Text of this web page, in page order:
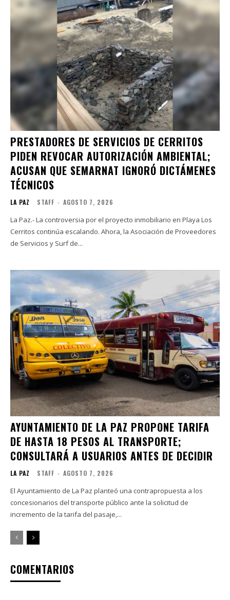
PRESTADORES DE SERVICIOS DE CERRITOS
PIDEN REVOCAR AUTORIZACIÓN AMBIENTAL;
ACUSAN QUE SEMARNAT IGNORÓ DICTÁMENES
TÉCNICOS
LA PAZ STAFF - AGOSTO 7, 2026
La Paz.- La controversia por el proyecto inmobiliario en Playa Los
Cerritos continúa escalando. Ahora, la Asociación de Proveedores
de Servicios y Surf de...
AYUNTAMIENTO DE LA PAZ PROPONE TARIFA
DE HASTA 18 PESOS AL TRANSPORTE;
CONSULTARÁ A USUARIOS ANTES DE DECIDIR
LA PAZ STAFF - AGOSTO 7, 2026
El Ayuntamiento de La Paz planteó una contrapropuesta a los
concesionarios del transporte público ante la solicitud de
incremento de la tarifa del pasaje,...
COMENTARIOS